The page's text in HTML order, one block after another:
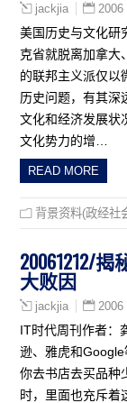
jackjia 2006
美国历史与文化研
克省就脱离加拿大
的联邦主义派仅以
历史问题，有其深
文化和经济发展状
文化势力的增…
READ MORE
背景资料(政经社
20061212/
大败因
jackjia 2006
IT时代周刊作者：
逊、雅虎和
你去书店去买品种
时，里面也充斥着